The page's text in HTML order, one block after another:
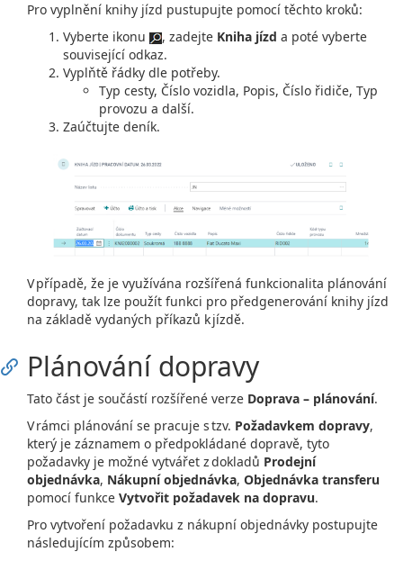
Pro vyplnění knihy jízd pustupujte pomocí těchto kroků:
Vyberte ikonu
, zadejte Kniha jízd a poté vyberte
související odkaz.
Vyplňtě řádky dle potřeby.
Typ cesty, Číslo vozidla, Popis, Číslo řidiče, Typ
provozu a další.
Zaúčtujte deník.
V případě, že je využívána rozšířená funkcionalita plánování
dopravy, tak lze použít funkci pro předgenerování knihy jízd
na základě vydaných příkazů k jízdě.
Plánování dopravy
Tato část je součástí rozšířené verze Doprava – plánování.
V rámci plánování se pracuje s tzv. Požadavkem dopravy,
který je záznamem o předpokládané dopravě, tyto
požadavky je možné vytvářet z dokladů Prodejní
objednávka, Nákupní objednávka, Objednávka transferu
pomocí funkce Vytvořit požadavek na dopravu.
Pro vytvoření požadavku z nákupní objednávky postupujte
následujícím způsobem: